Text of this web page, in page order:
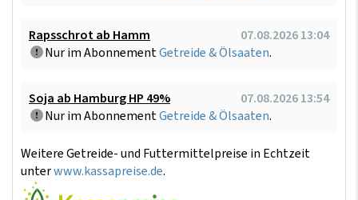
Rapsschrot ab Hamm
07.08.2026 13:04
Nur im AbonnementGetreide & Ölsaaten.
Soja ab Hamburg HP 49%
07.08.2026 13:54
Nur im AbonnementGetreide & Ölsaaten.
Weitere Getreide- und Futtermittelpreise in Echtzeit
unterwww.kassapreise.de.